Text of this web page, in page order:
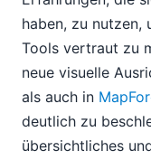
haben, zu nutzen,
Tools vertraut zu
neue visuelle
als auch in
deutlich zu
übersichtliches